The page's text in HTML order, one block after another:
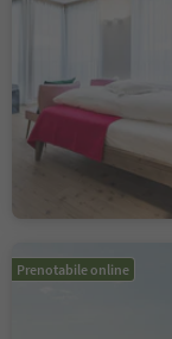
Prenotabile online